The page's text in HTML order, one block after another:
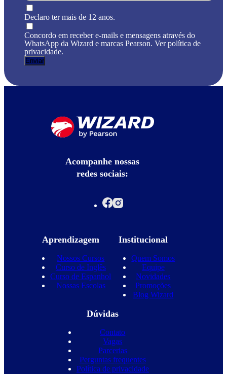
Declaro ter mais de 12 anos.
Concordo em receber e-mails e mensagens através do
WhatsApp da Wizard e marcas Pearson. Ver política de
privacidade.
Acompanhe nossas
redes sociais:
Aprendizagem
Nossos Cursos
Curso de Inglês
Curso de Espanhol
Nossas Escolas
Institucional
Quem Somos
Equipe
Novidades
Promoções
Blog Wizard
Dúvidas
Contato
Vagas
Parcerias
Perguntas frequentes
Política de privacidade